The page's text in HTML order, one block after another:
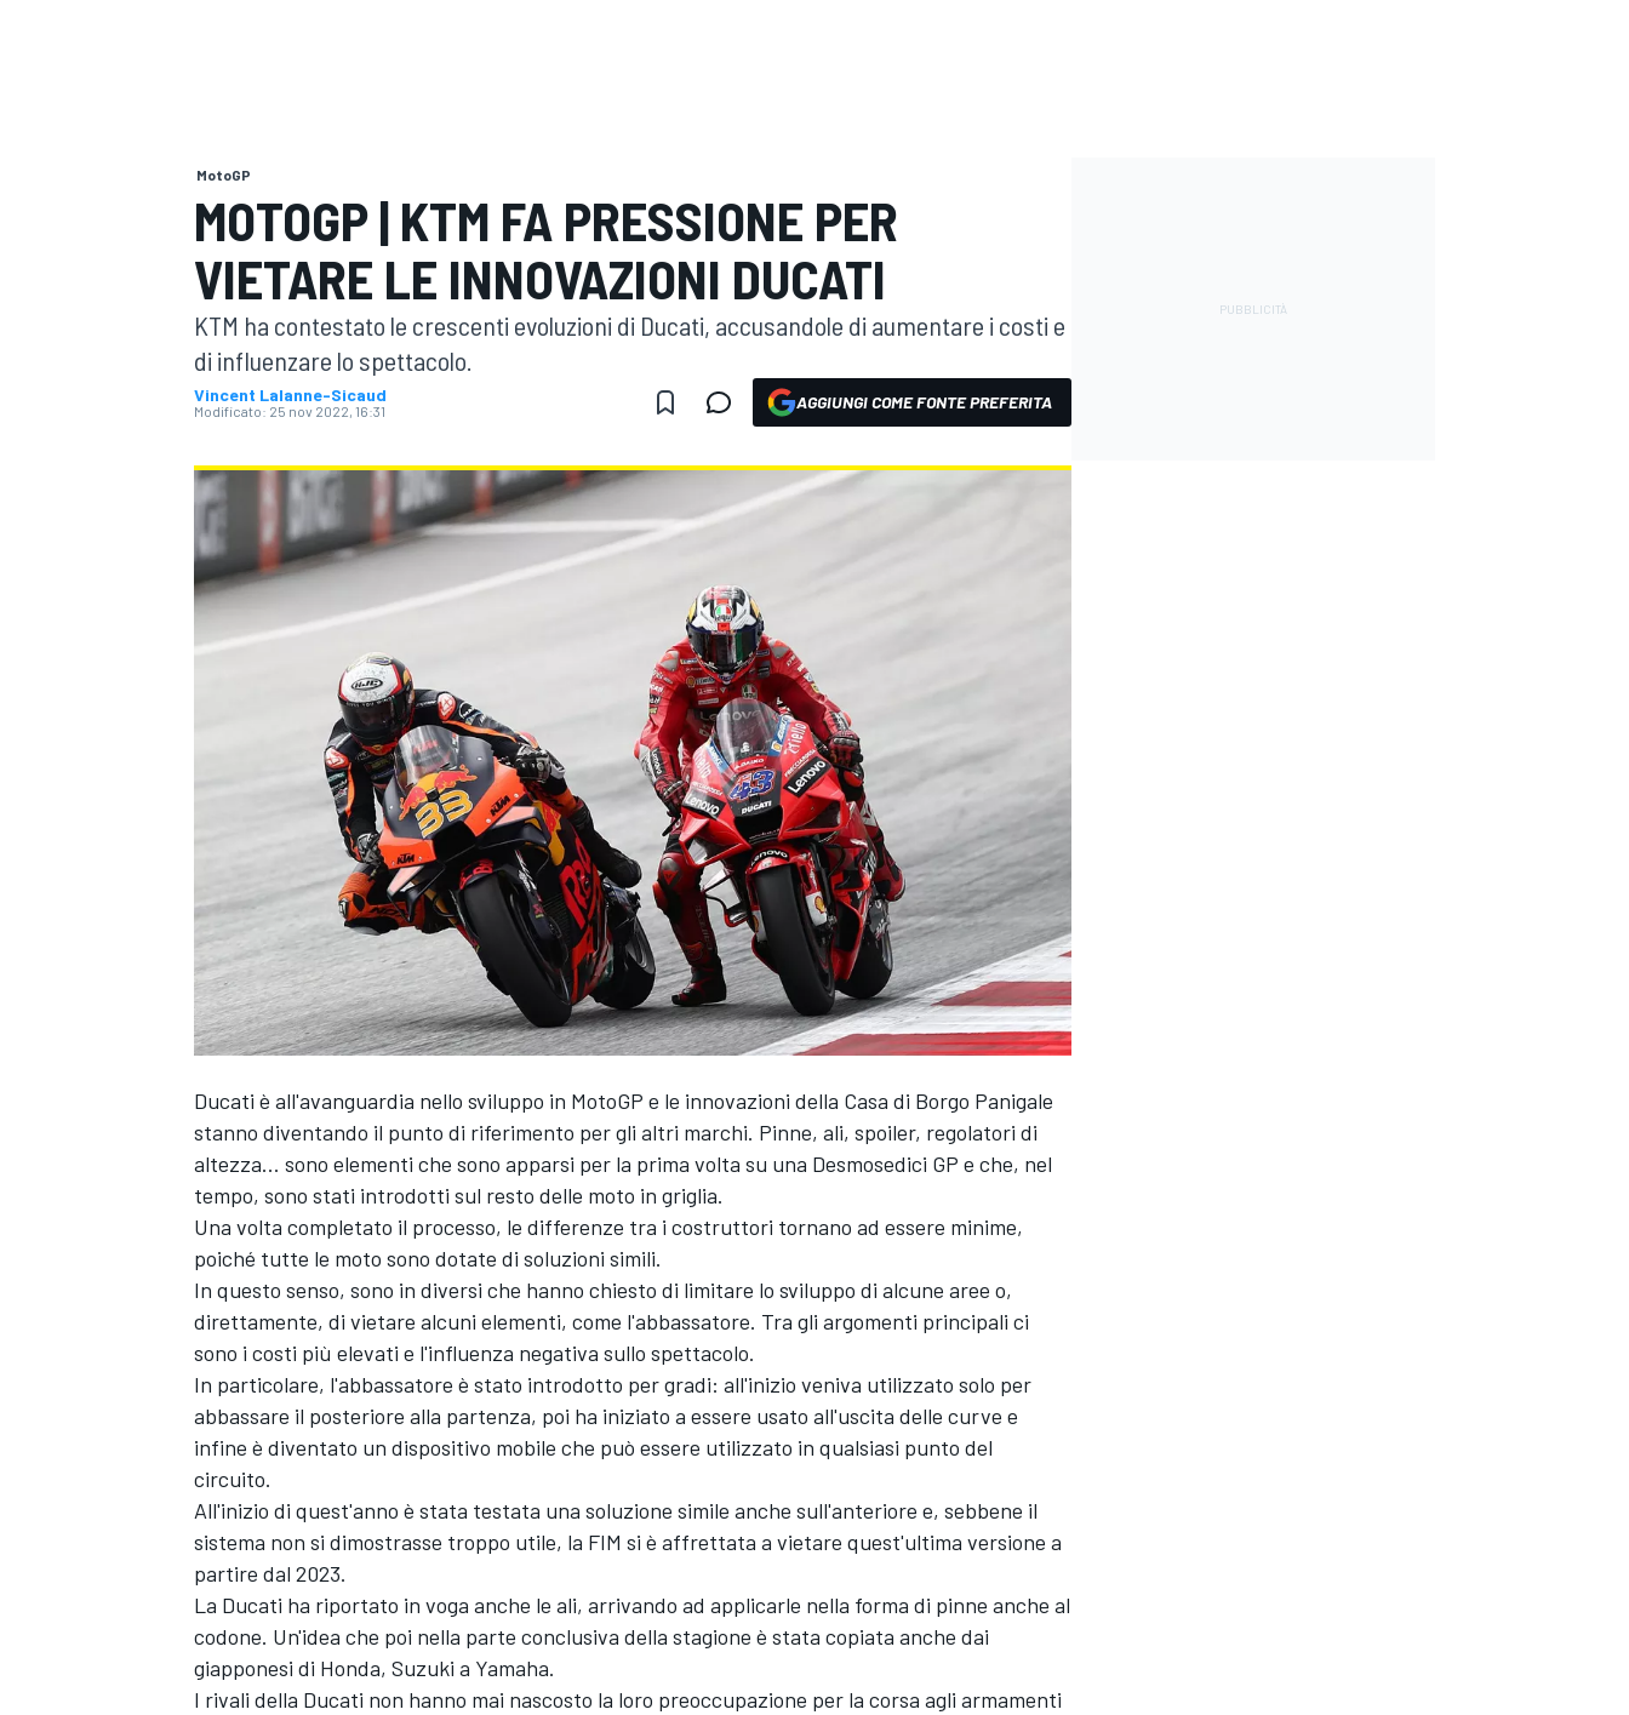
WRC
MONOPOSTO
MotoGP
MOTOGP | KTM FA PRESSIONE PER
VIETARE LE INNOVAZIONI DUCATI
KTM ha contestato le crescenti evoluzioni di Ducati, accusandole di aumentare i costi e
di influenzare lo spettacolo.
Vincent Lalanne-Sicaud
Modificato: 25 nov 2022, 16:31 AGGIUNGI COME FONTE PREFERITA
Ducati è all'avanguardia nello sviluppo in MotoGP e le innovazioni della Casa di Borgo Panigale
stanno diventando il punto di riferimento per gli altri marchi. Pinne, ali, spoiler, regolatori di
altezza... sono elementi che sono apparsi per la prima volta su una Desmosedici GP e che, nel
tempo, sono stati introdotti sul resto delle moto in griglia.
Una volta completato il processo, le differenze tra i costruttori tornano ad essere minime,
poiché tutte le moto sono dotate di soluzioni simili.
In questo senso, sono in diversi che hanno chiesto di limitare lo sviluppo di alcune aree o,
direttamente, di vietare alcuni elementi, come l'abbassatore. Tra gli argomenti principali ci
sono i costi più elevati e l'influenza negativa sullo spettacolo.
In particolare, l'abbassatore è stato introdotto per gradi: all'inizio veniva utilizzato solo per
abbassare il posteriore alla partenza, poi ha iniziato a essere usato all'uscita delle curve e
infine è diventato un dispositivo mobile che può essere utilizzato in qualsiasi punto del
circuito.
All'inizio di quest'anno è stata testata una soluzione simile anche sull'anteriore e, sebbene il
sistema non si dimostrasse troppo utile, la FIM si è affrettata a vietare quest'ultima versione a
partire dal 2023.
La Ducati ha riportato in voga anche le ali, arrivando ad applicarle nella forma di pinne anche al
codone. Un'idea che poi nella parte conclusiva della stagione è stata copiata anche dai
giapponesi di Honda, Suzuki a Yamaha.
I rivali della Ducati non hanno mai nascosto la loro preoccupazione per la corsa agli armamenti